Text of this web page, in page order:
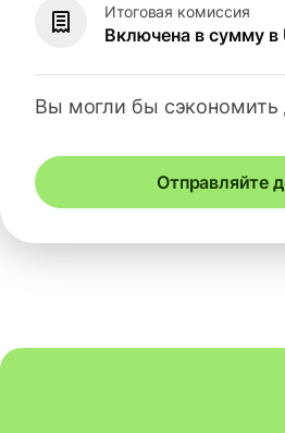
Итоговая комиссия
Включена в сумму в
Вы могли бы сэкономить
Отправляйте